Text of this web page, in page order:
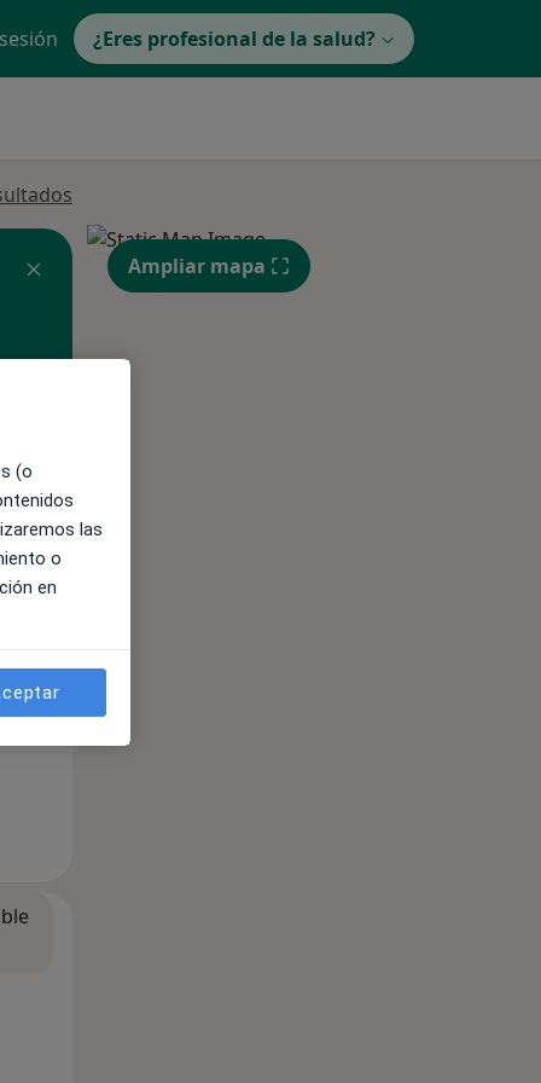
¿Eres profesional de la salud?
Ampliar mapa
(o
las
o
en